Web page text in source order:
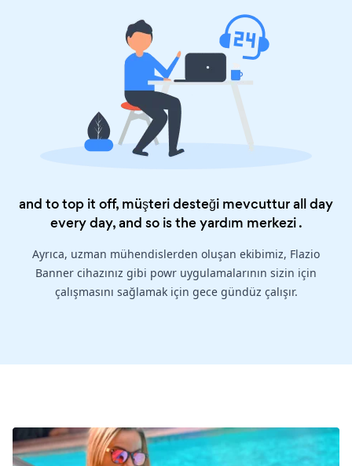
and to top it off, müşteri desteği mevcuttur all day
every day, and so is theyardım merkezi.
Ayrıca, uzman mühendislerden oluşan ekibimiz, Flazio
Banner cihazınız gibi powr uygulamalarının sizin için
çalışmasını sağlamak için gece gündüz çalışır.